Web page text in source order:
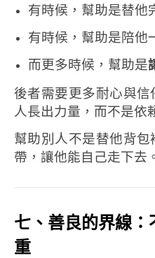
有時候，幫助是替他
有時候，幫助是陪他
而更多時候，幫助是
後者需要更多耐心與信
人長出力量，而不是依
幫助別人不是替他背包
帶，讓他能自己走下去。
七、善良的界線
重